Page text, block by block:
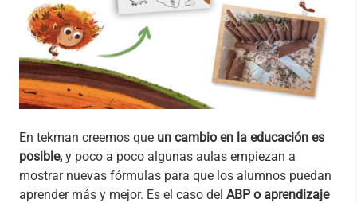
En tekman creemos que un cambio en la educación es
posible, y poco a poco algunas aulas empiezan a
mostrar nuevas fórmulas para que los alumnos puedan
aprender más y mejor. Es el caso del ABP o aprendizaje